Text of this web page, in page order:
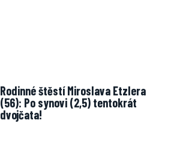
Rodinné štěstí Miroslava Etzlera
(56): Po synovi (2,5) tentokrát
dvojčata!